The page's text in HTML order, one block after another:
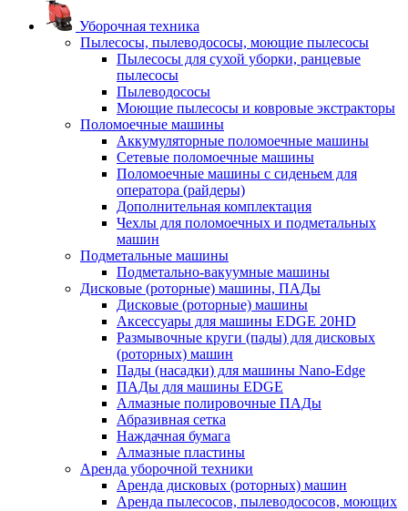
Уборочная техника
Пылесосы, пылеводососы, моющие пылесосы
Пылесосы для сухой уборки, ранцевые
пылесосы
Пылеводососы
Моющие пылесосы и ковровые экстракторы
Поломоечные машины
Аккумуляторные поломоечные машины
Сетевые поломоечные машины
Поломоечные машины с сиденьем для
оператора (райдеры)
Дополнительная комплектация
Чехлы для поломоечных и подметальных
машин
Подметальные машины
Подметально-вакуумные машины
Дисковые (роторные) машины, ПАДы
Дисковые (роторные) машины
Аксессуары для машины EDGE 20HD
Размывочные круги (пады) для дисковых
(роторных) машин
Пады (насадки) для машины Nano-Edge
ПАДы для машины EDGE
Алмазные полировочные ПАДы
Абразивная сетка
Наждачная бумага
Алмазные пластины
Аренда уборочной техники
Аренда дисковых (роторных) машин
Аренда пылесосов, пылеводососов, моющих